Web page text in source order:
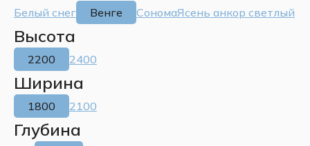
Белый снег Венге СономаЯсень анкор светлый
Высота
2200 2400
Ширина
1800 2100
Глубина